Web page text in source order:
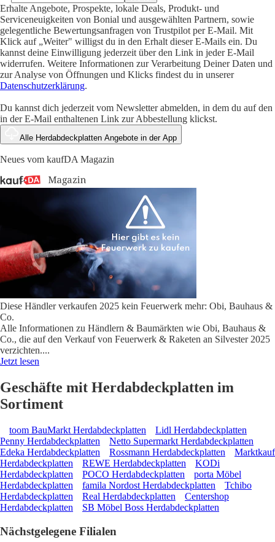
Erhalte Angebote, Prospekte, lokale Deals, Produkt- und
Serviceneuigkeiten von Bonial und ausgewählten Partnern, sowie
gelegentliche Bewertungsanfragen von Trustpilot per E-Mail. Mit
Klick auf „Weiter" willigst du in den Erhalt dieser E-Mails ein. Du
kannst deine Einwilligung jederzeit über den Link in jeder E-Mail
widerrufen. Weitere Informationen zur Verarbeitung Deiner Daten und
zur Analyse von Öffnungen und Klicks findest du in unserer
Datenschutzerklärung.
Du kannst dich jederzeit vom Newsletter abmelden, in dem du auf den
in der E-Mail enthaltenen Link zur Abbestellung klickst.
Alle Herdabdeckplatten Angebote in der App
Neues vom kaufDA Magazin
Diese Händler verkaufen 2025 kein Feuerwerk mehr: Obi, Bauhaus &
Co.
Alle Informationen zu Händlern & Baumärkten wie Obi, Bauhaus &
Co., die auf den Verkauf von Feuerwerk & Raketen an Silvester 2025
verzichten....
Jetzt lesen
Geschäfte mit Herdabdeckplatten im
Sortiment
toom BauMarkt Herdabdeckplatten
Lidl Herdabdeckplatten
Penny Herdabdeckplatten
Netto Supermarkt Herdabdeckplatten
Edeka Herdabdeckplatten
Rossmann Herdabdeckplatten
Marktkauf
Herdabdeckplatten
REWE Herdabdeckplatten
KODi
Herdabdeckplatten
POCO Herdabdeckplatten
porta Möbel
Herdabdeckplatten
famila Nordost Herdabdeckplatten
Tchibo
Herdabdeckplatten
Real Herdabdeckplatten
Centershop
Herdabdeckplatten
SB Möbel Boss Herdabdeckplatten
Nächstgelegene Filialen